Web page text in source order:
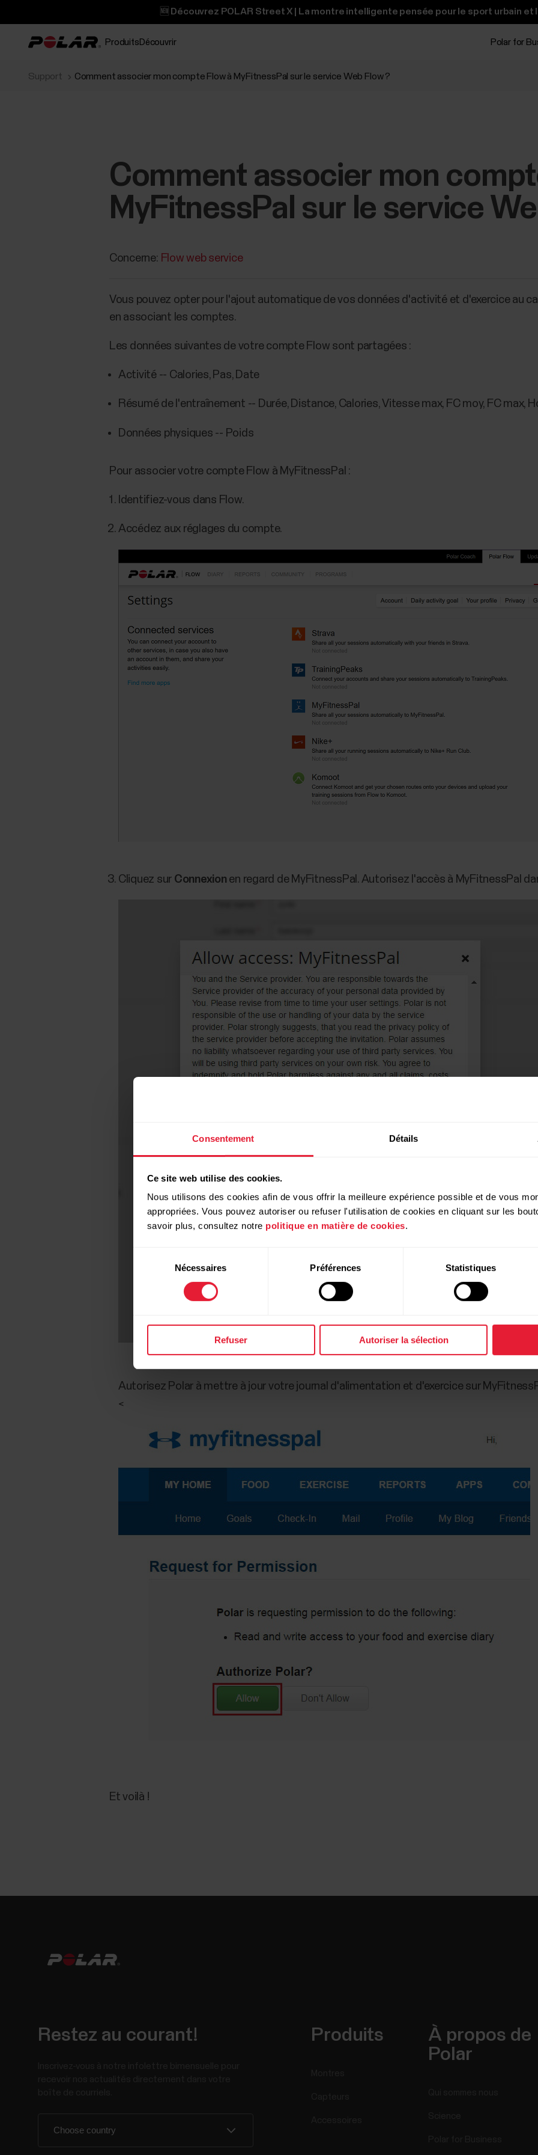
Consentement Détails
Ce site web utilise des cookies.
Nous utilisons des cookies afin de vous offrir la meilleure expérience possible et de vous
appropriées. Vous pouvez autoriser ou refuser l'utilisation de cookies en cliquant sur les
savoir plus, consultez notre politique en matière de cookies.
consentement
Nécessaires Préférences Statistiques
Refuser Autoriser la sélection
🆕 Découvrez POLAR Street X | La montre intelligente pensée pour le sport urbain et
Produits Découvrir Polar for
Support Comment associer mon compte Flow à MyFitnessPal sur le service Web Flow ?
Comment associer mon
MyFitnessPal sur le service
Concerne: Flow web service
Vous pouvez opter pour l'ajout automatique de vos données d'activité et d'exercice au
en associant les comptes.
Les données suivantes de votre compte Flow sont partagées :
Activité -- Calories, Pas, Date
Résumé de l'entraînement -- Durée, Distance, Calories, Vitesse max, FC moy, FC max,
Données physiques -- Poids
Pour associer votre compte Flow à MyFitnessPal :
Identifiez-vous dans Flow.
Accédez aux réglages du compte.
Cliquez sur Connexion en regard de MyFitnessPal. Autorisez l'accès à MyFitnessPal
Autorisez Polar à mettre à jour votre journal d'alimentation et d'exercice sur
<
Et voilà !
Restez au courant! Produits
À propos de
Polar